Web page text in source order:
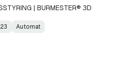
| BURMESTER® 3D
Automat